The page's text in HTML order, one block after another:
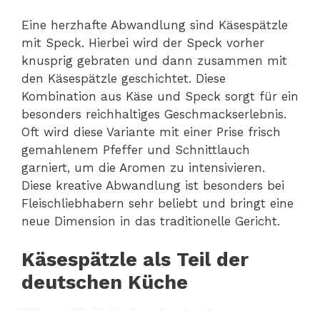
Eine herzhafte Abwandlung sind Käsespätzle
mit Speck. Hierbei wird der Speck vorher
knusprig gebraten und dann zusammen mit
den Käsespätzle geschichtet. Diese
Kombination aus Käse und Speck sorgt für ein
besonders reichhaltiges Geschmackserlebnis.
Oft wird diese Variante mit einer Prise frisch
gemahlenem Pfeffer und Schnittlauch
garniert, um die Aromen zu intensivieren.
Diese kreative Abwandlung ist besonders bei
Fleischliebhabern sehr beliebt und bringt eine
neue Dimension in das traditionelle Gericht.
Käsespätzle als Teil der
deutschen Küche